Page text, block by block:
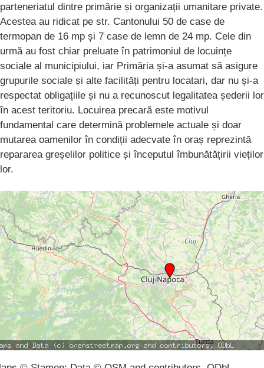
parteneriatul dintre primărie și organizații umanitare private.
Acestea au ridicat pe str. Cantonului 50 de case de
termopan de 16 mp și 7 case de lemn de 24 mp. Cele din
urmă au fost chiar preluate în patrimoniul de locuințe
sociale al municipiului, iar Primăria și-a asumat să asigure
grupurile sociale și alte facilități pentru locatari, dar nu și-a
respectat obligațiile și nu a recunoscut legalitatea șederii lor
în acest teritoriu. Locuirea precară este motivul
fundamental care determină problemele actuale și doar
mutarea oamenilor în condiții adecvate în oraș reprezintă
repararea greșelilor politice și începutul îmbunătățirii vieților
lor.